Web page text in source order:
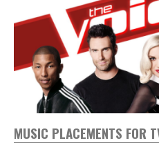
MUSIC PLACEMENTS FOR